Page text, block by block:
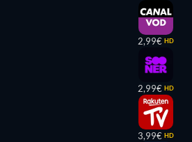
2,99€ HD
2,99€ HD
3,99€ HD